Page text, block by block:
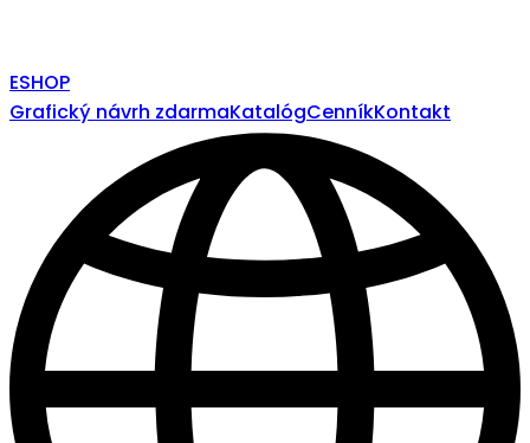
ESHOP
Grafický návrh zdarmaKatalógCenníkKontakt